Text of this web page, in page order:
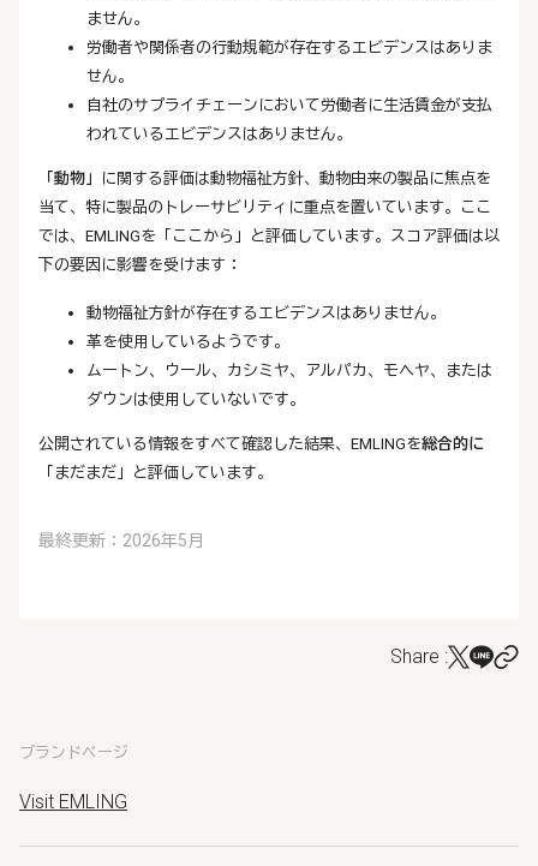
ません。
労働者や関係者の行動規範が存在するエビデンスはありま
せん。
自社のサプライチェーンにおいて労働者に生活賃金が支払
われているエビデンスはありません。
「動物」
に関する評価は動物福祉方針、動物由来の製品に焦点を
当て、特に製品のトレーサビリティに重点を置いています。ここ
では、EMLINGを「ここから」と評価しています。スコア評価は以
下の要因に影響を受けます：
動物福祉方針が存在するエビデンスはありません。
革を使用しているようです。
ムートン、ウール、カシミヤ、アルパカ、モヘヤ、または
ダウンは使用していないです。
公開されている情報をすべて確認した結果、EMLINGを総合的に
「まだまだ」と評価しています。
最終更新：2026年5月
Share :
ブランドページ
Visit EMLING